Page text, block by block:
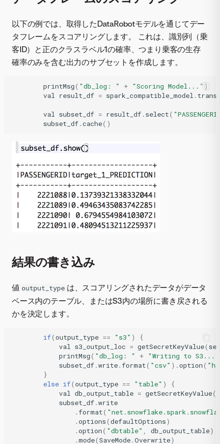
以下の例では、取得したDataRobotモデルを通じてデー
タフレームをスコアリングします。 これは、識別列（乗
客ID）と正のクラスラベル1の確率、つまり乗客の生存
確率のみを含む出力のサブセットを作成します。
printMsg( "db_log: " + "Scoring Model..." )
val result_df = spark_compatible_model .
val subset_df = result_df. select(
subset_df.cache()
結果の書き込み
値 output_type は、スコアリングされたデータがデータ
ベース内のテーブル、またはS3内の場所に書き戻される
かを決定します。
if(output_type == "s3" )
{
val s3_output_loc = getSecretKeyValue(
printMsg( "db_log: " + "Writing to S3..."
subset_df.write.format( "csv" ) .option(
}
else if(output_type == "table" )
{
val db_output_table = getSecretKeyValue(
subset_df.write
.format(
.options(defaultOptions)
.option( "dbtable" , db_output_table)
.mode(SaveMode.Overwrite)